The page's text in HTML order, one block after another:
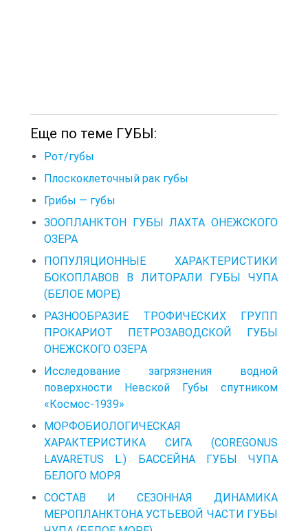
Еще по теме ГУБЫ:
Рот/губы
Плоскоклеточный рак губы
Грибы — губы
ЗООПЛАНКТОН ГУБЫ ЛАХТА ОНЕЖСКОГО
ОЗЕРА
ПОПУЛЯЦИОННЫЕ ХАРАКТЕРИСТИКИ
БОКОПЛАВОВ В ЛИТОРАЛИ ГУБЫ ЧУПА
(БЕЛОЕ МОРЕ)
РАЗНООБРАЗИЕ ТРОФИЧЕСКИХ ГРУПП
ПРОКАРИОТ ПЕТРОЗАВОДСКОЙ ГУБЫ
ОНЕЖСКОГО ОЗЕРА
Исследование загрязнения водной
поверхности Невской Губы спутником
«Космос-1939»
МОРФОБИОЛОГИЧЕСКАЯ
ХАРАКТЕРИСТИКА СИГА (COREGONUS
LAVARETUS L.) БАССЕЙНА ГУБЫ ЧУПА
БЕЛОГО МОРЯ
СОСТАВ И СЕЗОННАЯ ДИНАМИКА
МЕРОПЛАНКТОНА УСТЬЕВОЙ ЧАСТИ ГУБЫ